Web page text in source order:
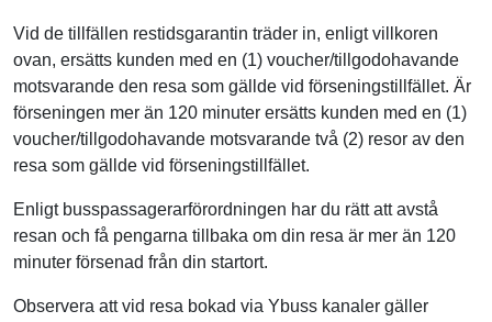
Vid de tillfällen restidsgarantin träder in, enligt villkoren
ovan, ersätts kunden med en (1) voucher/tillgodohavande
motsvarande den resa som gällde vid förseningstillfället. Är
förseningen mer än 120 minuter ersätts kunden med en (1)
voucher/tillgodohavande motsvarande två (2) resor av den
resa som gällde vid förseningstillfället.
Enligt busspassagerarförordningen har du rätt att avstå
resan och få pengarna tillbaka om din resa är mer än 120
minuter försenad från din startort.
Observera att vid resa bokad via Ybuss kanaler gäller